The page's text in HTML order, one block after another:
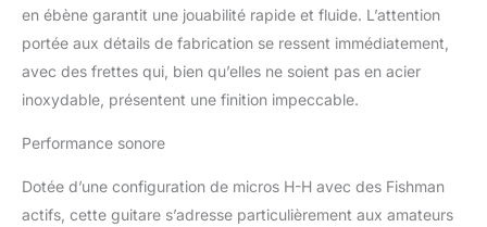
en ébène garantit une jouabilité rapide et fluide. L’attention
portée aux détails de fabrication se ressent immédiatement,
avec des frettes qui, bien qu’elles ne soient pas en acier
inoxydable, présentent une finition impeccable.
Performance sonore
Dotée d’une configuration de micros H-H avec des Fishman
actifs, cette guitare s’adresse particulièrement aux amateurs